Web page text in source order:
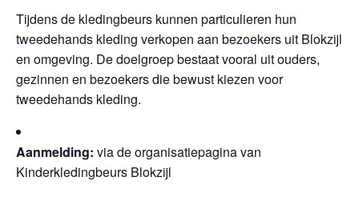
Tijdens de kledingbeurs kunnen particulieren hun
tweedehands kleding verkopen aan bezoekers uit Blokzijl
en omgeving. De doelgroep bestaat vooral uit ouders,
gezinnen en bezoekers die bewust kiezen voor
tweedehands kleding.
Aanmelding: via de organisatiepagina van
Kinderkledingbeurs Blokzijl